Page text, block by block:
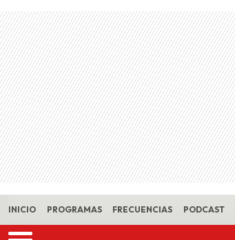
Skip to main content
INICIO PROGRAMAS FRECUENCIAS PODCAST